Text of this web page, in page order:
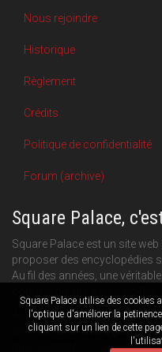
Square Palace utilise des cookies
l'optique d'améliorer la
cliquant sur un lien de cette
Nous rejoindre
Historique
Règlement
Crédits
Politique de confidentialité
Forum (archive)
Square Palace,
Square Palace est un site web
proposer des encyclopédies
Au fil des années, une
Aujourd'hui, Square Palace
orientéeRPG, Retrogaming